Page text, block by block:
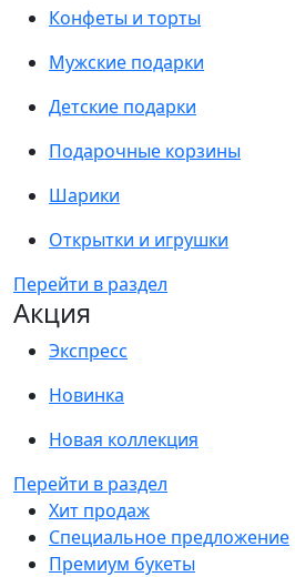
Конфеты и торты
Мужские подарки
Детские подарки
Подарочные корзины
Шарики
Открытки и игрушки
Перейти в раздел
Акция
Экспресс
Новинка
Новая коллекция
Перейти в раздел
Хит продаж
Специальное предложение
Премиум букеты